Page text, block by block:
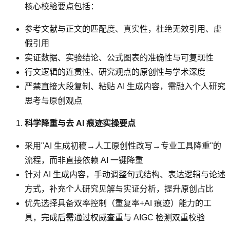
核心校验要点包括：
参考文献与正文的匹配度、真实性，杜绝无效引用、虚
假引用
实证数据、实验结论、公式图表的准确性与可复现性
行文逻辑的连贯性、研究观点的原创性与学术深度
严禁直接大段复制、粘贴 AI 生成内容，需融入个人研究
思考与原创观点
科学降重与去 AI 痕迹实操要点
采用"AI 生成初稿→人工原创性改写→专业工具降重"的
流程，而非直接依赖 AI 一键降重
针对 AI 生成内容，手动调整句式结构、表达逻辑与论述
方式，补充个人研究见解与实证分析，提升原创占比
优先选择具备双率控制（重复率+AI 痕迹）能力的工
具，完成后需通过权威查重与 AIGC 检测双重校验